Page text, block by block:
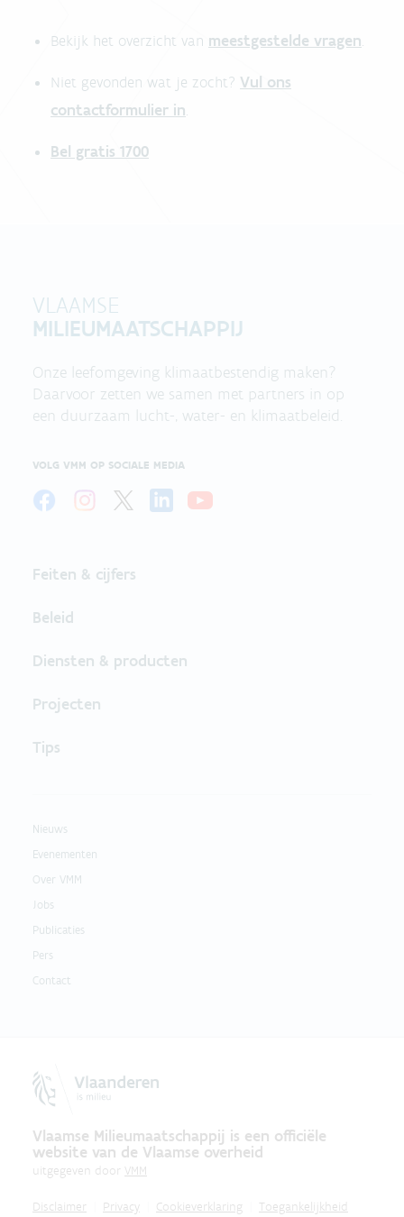
Bekijk het overzicht van meestgestelde vragen.
Niet gevonden wat je zocht? Vul ons
contactformulier in.
Bel gratis 1700
VLAAMSE
MILIEUMAATSCHAPPIJ
Onze leefomgeving klimaatbestendig maken?
Daarvoor zetten we samen met partners in op
een duurzaam lucht-, water- en klimaatbeleid.
VOLG VMM OP SOCIALE MEDIA
Feiten & cijfers
Beleid
Diensten & producten
Projecten
Tips
Nieuws
Evenementen
Over VMM
Jobs
Publicaties
Pers
Contact
Vlaamse Milieumaatschappij is een officiële
website van de Vlaamse overheid
uitgegeven door VMM
Disclaimer Privacy Cookieverklaring Toegankelijkheid